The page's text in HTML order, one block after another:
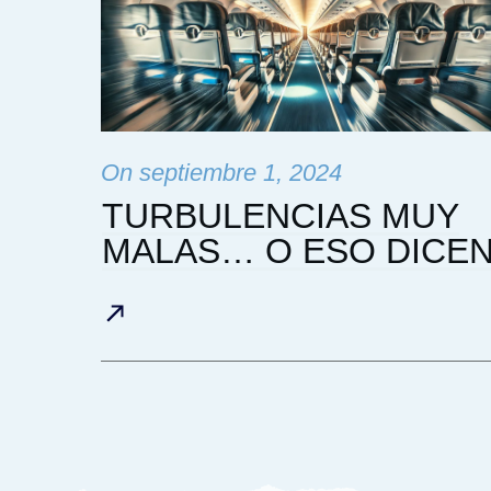
On septiembre 1, 2024
TURBULENCIAS MUY
MALAS… O ESO